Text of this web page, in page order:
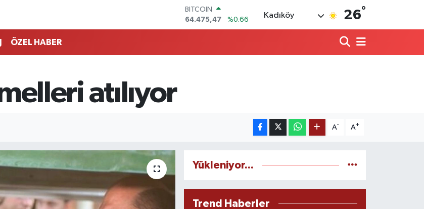
BITCOIN
64.475,47
%0.66
DOLAR
Kadıköy 26°
ÖZEL HABER
atılıyor
A- A+
Yükleniyor...
Trend Haberler